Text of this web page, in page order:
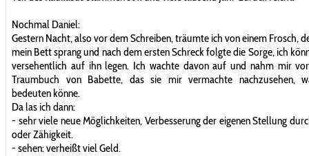
Nochmal Daniel:
Gestern Nacht, also vor dem Schreiben, träumte ich von einem Frosch,
mein Bett sprang und nach dem ersten Schreck folgte die Sorge, ich
versehentlich auf ihn legen. Ich wachte davon auf und nahm mir
Traumbuch von Babette, das sie mir vermachte nachzusehen,
bedeuten könne.
Da las ich dann:
- sehr viele neue Möglichkeiten, Verbesserung der eigenen Stellung
oder Zähigkeit.
- sehen: verheißt viel Geld.